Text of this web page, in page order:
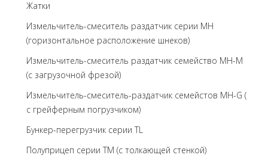
Жатки
Измельчитель-смеситель раздатчик серии MH
(горизонтальное расположение шнеков)
Измельчитель-смеситель раздатчик семейство MH-M
(с загрузочной фрезой)
Измельчитель-смеситель-раздатчик семейстов MH-G (
с грейферным погрузчиком)
Бункер-перегрузчик серии TL
Полуприцеп серии TM (с толкающей стенкой)